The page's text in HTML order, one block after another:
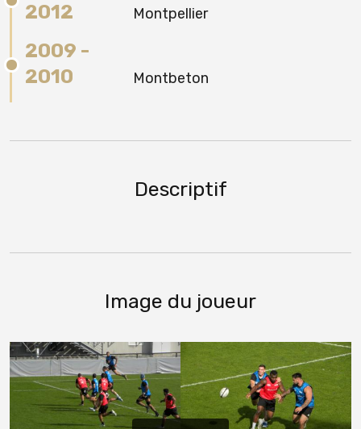
2012
Montpellier
2009 -
2010
Montbeton
Descriptif
Image du joueur